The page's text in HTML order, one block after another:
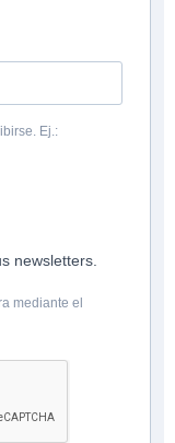
Ej.:
newsletters.
mediante el